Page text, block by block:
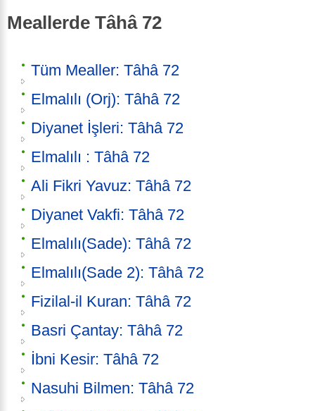
Meallerde Tâhâ 72
Tüm Mealler: Tâhâ 72
Elmalılı (Orj): Tâhâ 72
Diyanet İşleri: Tâhâ 72
Elmalılı : Tâhâ 72
Ali Fikri Yavuz: Tâhâ 72
Diyanet Vakfi: Tâhâ 72
Elmalılı(Sade): Tâhâ 72
Elmalılı(Sade 2): Tâhâ 72
Fizilal-il Kuran: Tâhâ 72
Basri Çantay: Tâhâ 72
İbni Kesir: Tâhâ 72
Nasuhi Bilmen: Tâhâ 72